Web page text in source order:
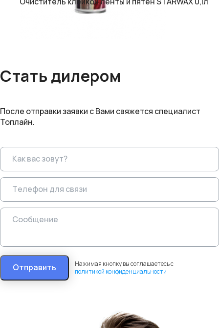
Стать дилером
После отправки заявки с Вами свяжется специалист
Топлайн.
Отправить
Нажимая кнопку вы соглашаетесь с
политикой конфиденциальности